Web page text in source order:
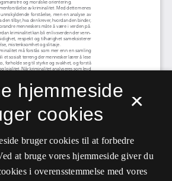
×
hjemmeside
cookies
bruger cookies til at forbedre
at bruge vores hjemmeside giver du
i overensstemmelse med vores